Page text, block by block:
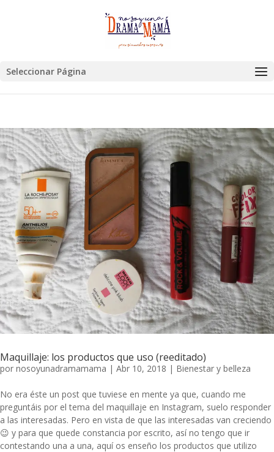
Seleccionar Página
Maquillaje: los productos que uso (reeditado)
por nosoyunadramamama | Abr 10, 2018 | Bienestar y belleza
No era éste un post que tuviese en mente ya que, cuando me
preguntáis por el tema del maquillaje en Instagram, suelo responder
a las interesadas. Pero en vista de que las interesadas van creciendo
😉 y para que quede constancia por escrito, así no tengo que ir
contestando una a una, aquí os enseño los productos que utilizo